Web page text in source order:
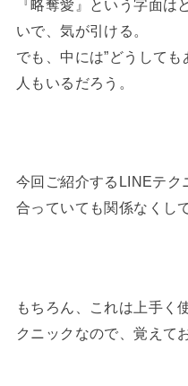
『略奪愛』という字面は
いで、気が引ける。
でも、中には”どうしても
人もいるだろう。
今回ご紹介するLINEテク
合っていても関係なくし
もちろん、これは上手く
クニックなので、覚えて